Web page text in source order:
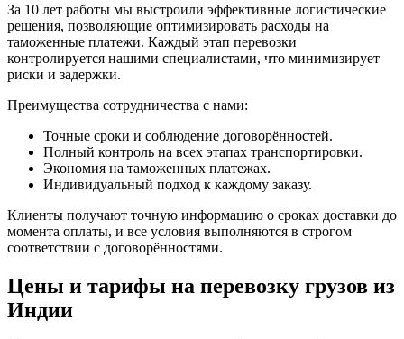
За 10 лет работы мы выстроили эффективные логистические
решения, позволяющие оптимизировать расходы на
таможенные платежи. Каждый этап перевозки
контролируется нашими специалистами, что минимизирует
риски и задержки.
Преимущества сотрудничества с нами:
Точные сроки и соблюдение договорённостей.
Полный контроль на всех этапах транспортировки.
Экономия на таможенных платежах.
Индивидуальный подход к каждому заказу.
Клиенты получают точную информацию о сроках доставки до
момента оплаты, и все условия выполняются в строгом
соответствии с договорённостями.
Цены и тарифы на перевозку грузов из
Индии